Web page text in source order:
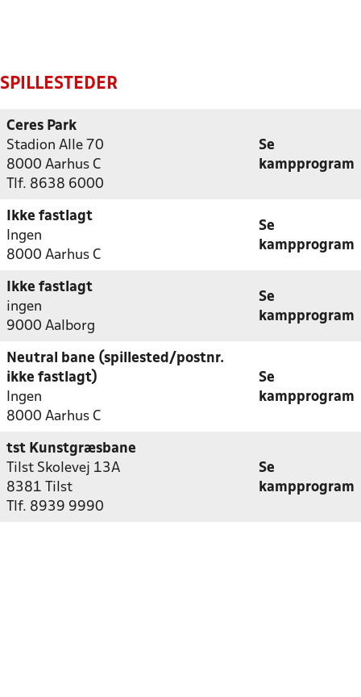
SPILLESTEDER
Ceres Park
Stadion Alle 70
8000 Aarhus C
Tlf. 8638 6000
Se
kampprogram
Ikke fastlagt
Ingen
8000 Aarhus C
Se
kampprogram
Ikke fastlagt
ingen
9000 Aalborg
Se
kampprogram
Neutral bane (spillested/postnr.
ikke fastlagt)
Ingen
8000 Aarhus C
Se
kampprogram
tst Kunstgræsbane
Tilst Skolevej 13A
8381 Tilst
Tlf. 8939 9990
Se
kampprogram